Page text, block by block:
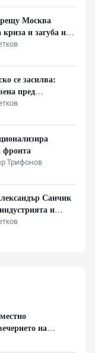
Москва
и загуба на
се засилва:
пред
фронта
Трифонов
Санчик
и
на